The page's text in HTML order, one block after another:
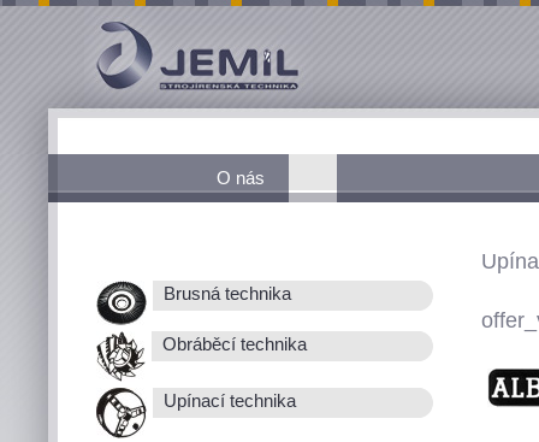
O nás
Brusná technika
Obráběcí technika
Upínací technika